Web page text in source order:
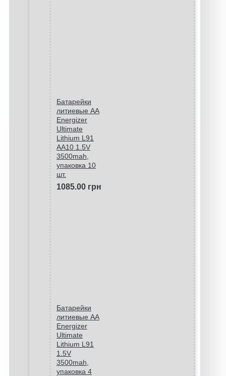
Батарейки
литиевые АА
Energizer
Ultimate
Lithium L91
AA10 1.5V
3500mah,
упаковка 10
шт.
1085.00 грн
Батарейки
литиевые АА
Energizer
Ultimate
Lithium L91
1.5V
3500mah,
упаковка 4